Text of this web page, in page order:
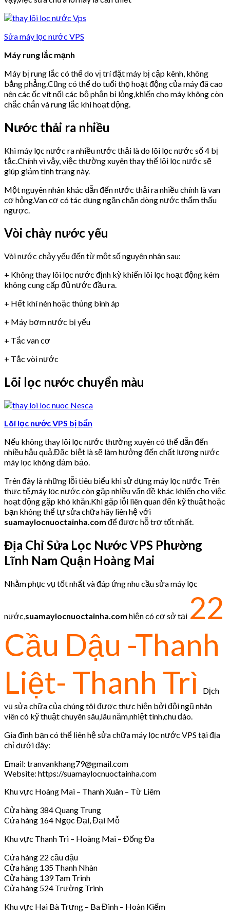
Sửa máy lọc nước VPS
Máy rung lắc mạnh
Máy bị rung lắc có thể do vị trí đặt máy bị cập kênh, không
bằng phẳng.Cũng có thể do tuổi thọ hoạt động của máy đã cao
nên các ốc vít nối các bộ phận bị lỏng,khiến cho máy không còn
chắc chắn và rung lắc khi hoạt động.
Nước thải ra nhiều
Khi máy lọc nước ra nhiều nước thải là do lõi lọc nước số 4 bị
tắc.Chính vì vậy, việc thường xuyên thay thế lõi lọc nước sẽ
giúp giảm tình trạng này.
Một nguyên nhân khác dẫn đến nước thải ra nhiều chính là van
cơ hỏng.Van cơ có tác dụng ngăn chặn dòng nước thẩm thấu
ngược.
Vòi chảy nước yếu
Vòi nước chảy yếu đến từ một số nguyên nhân sau:
+ Không thay lõi lọc nước định kỳ khiến lõi lọc hoạt động kém
không cung cấp đủ nước đầu ra.
+ Hết khí nén hoặc thủng bình áp
+ Máy bơm nước bị yếu
+ Tắc van cơ
+ Tắc vòi nước
Lõi lọc nước chuyển màu
Lõi lọc nước VPS bị bẩn
Nếu không thay lõi lọc nước thường xuyên có thể dẫn đến
nhiều hậu quả.Đặc biệt là sẽ làm hưởng đến chất lượng nước
máy lọc không đảm bảo.
Trên đây là những lỗi tiêu biểu khi sử dụng máy lọc nước Trên
thực tế,máy lọc nước còn gặp nhiều vấn đề khác khiến cho việc
hoạt động gặp khó khăn.Khi gặp lỗi liên quan đến kỹ thuật hoặc
bạn không thể tự sửa chữa hãy liên hệ với
suamaylocnuoctainha.com để được hỗ trợ tốt nhất.
Địa Chỉ Sửa Lọc Nước VPS Phường
Lĩnh Nam Quận Hoàng Mai
Nhằm phục vụ tốt nhất và đáp ứng nhu cầu sửa máy lọc
nước,suamaylocnuoctainha.com hiện có cơ sở tại 22
Cầu Dậu -Thanh
Liệt- Thanh Trì
Dịch
vụ sửa chữa của chúng tôi được thực hiện bởi đội ngũ nhân
viên có kỹ thuật chuyên sâu,lâu năm,nhiệt tình,chu đáo.
Gia đình bạn có thể liên hệ sửa chữa máy lọc nước VPS tại địa
chỉ dưới đây:
Email: tranvankhang79@gmail.com
Website: https://suamaylocnuoctainha.com
Khu vực Hoàng Mai – Thanh Xuân – Từ Liêm
Cửa hàng 384 Quang Trung
Cửa hàng 164 Ngọc Đại, Đại Mỗ
Khu vực Thanh Trì – Hoàng Mai – Đống Đa
Cửa hàng 22 cầu dậu
Cửa hàng 135 Thanh Nhàn
Cửa hàng 139 Tam Trinh
Cửa hàng 524 Trường Trinh
Khu vực Hai Bà Trưng – Ba Đình – Hoàn Kiếm